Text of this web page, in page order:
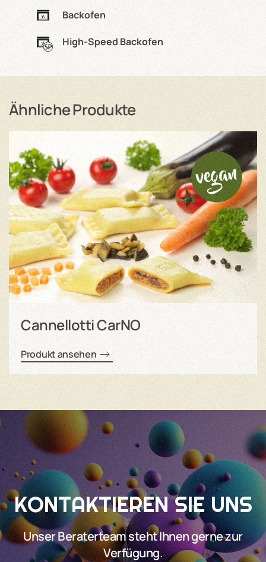
Backofen
High-Speed Backofen
Ähnliche Produkte
Cannellotti CarNO
Produkt ansehen
KONTAKTIEREN SIE UNS
Unser Beraterteam steht Ihnen gerne zur
Verfügung.